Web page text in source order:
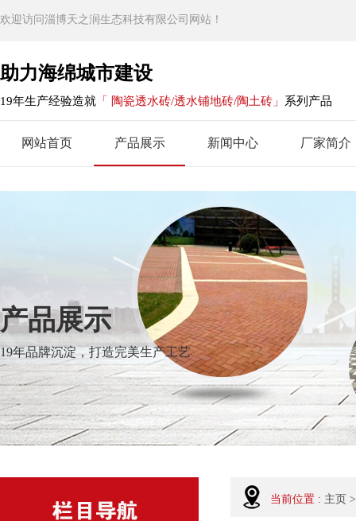
欢迎访问淄博天之润生态科技有限公司网站！
助力海绵城市建设
19年生产经验造就 「 陶瓷透水砖/透水铺地砖/陶土砖」 系列产品
网站首页 产品展示 新闻中心 厂家简介
产品展示
19年品牌沉淀，打造完美生产工艺
当前位置 : 主页